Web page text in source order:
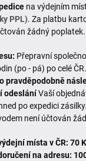
na výdejním
PPL). Za platbu
žádný poplatek.
Přepravní
(po - pá) po celé
pravděpodobně
odesláníVaší
po expedici
není účtován
místa v ČR: 70
na adresu: